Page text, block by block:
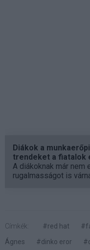
Diákok a
trendeket a fiatalok
A diákoknak már nem
rugalmasságot is
Címkék: #red hat
Ágnes
#dinko eror